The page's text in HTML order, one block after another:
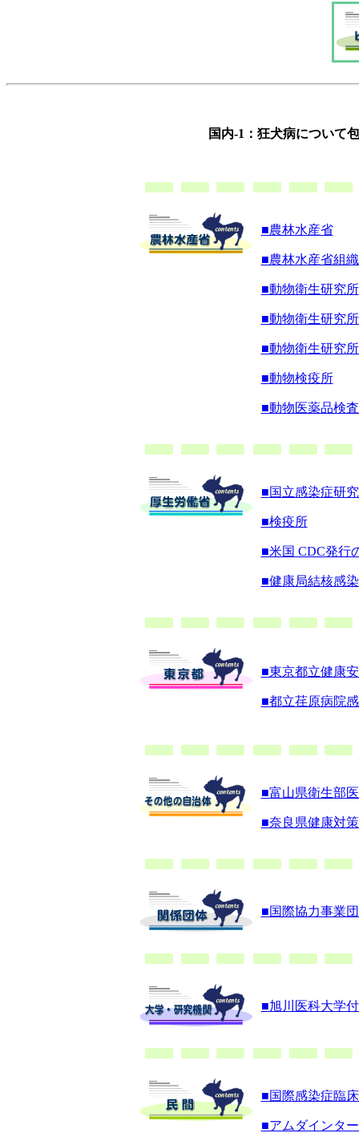
国内-1：狂犬病について
■農林水産省
■農林水産省組
■動物衛生研究所
■動物衛生研究
■動物衛生研究
■動物検疫所
■動物医薬品検
■国立感染症研
■検疫所
■米国 CDC発行
■健康局結核感
■東京都立健康
■都立荏原病院
■富山県衛生部
■奈良県健康対
■国際協力事業
■旭川医科大学
■国際感染症臨
■アムダインタ